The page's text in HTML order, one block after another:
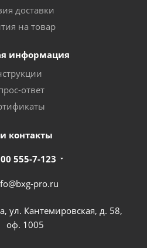
доставки
на товар
информация
ответ
контакты
555-7-123
pro.ru
ул. Кантемировская, д. 58,
оф. 1005